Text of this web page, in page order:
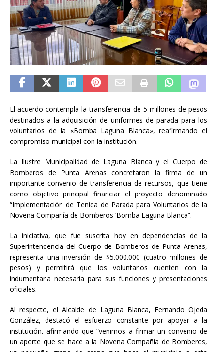
El acuerdo contempla la transferencia de 5 millones de pesos
destinados a la adquisición de uniformes de parada para los
voluntarios de la «Bomba Laguna Blanca», reafirmando el
compromiso municipal con la institución.
La Ilustre Municipalidad de Laguna Blanca y el Cuerpo de
Bomberos de Punta Arenas concretaron la firma de un
importante convenio de transferencia de recursos, que tiene
como objetivo principal financiar el proyecto denominado
“Implementación de Tenida de Parada para Voluntarios de la
Novena Compañía de Bomberos ‘Bomba Laguna Blanca”.
La iniciativa, que fue suscrita hoy en dependencias de la
Superintendencia del Cuerpo de Bomberos de Punta Arenas,
representa una inversión de $5.000.000 (cuatro millones de
pesos) y permitirá que los voluntarios cuenten con la
indumentaria necesaria para sus funciones y presentaciones
oficiales.
Al respecto, el Alcalde de Laguna Blanca, Fernando Ojeda
González, destacó el esfuerzo constante por apoyar a la
institución, afirmando que “venimos a firmar un convenio de
un aporte que se hace a la Novena Compañía de Bomberos,